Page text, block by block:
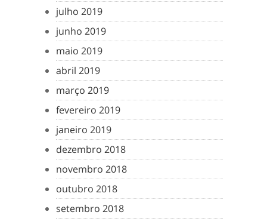
julho 2019
junho 2019
maio 2019
abril 2019
março 2019
fevereiro 2019
janeiro 2019
dezembro 2018
novembro 2018
outubro 2018
setembro 2018